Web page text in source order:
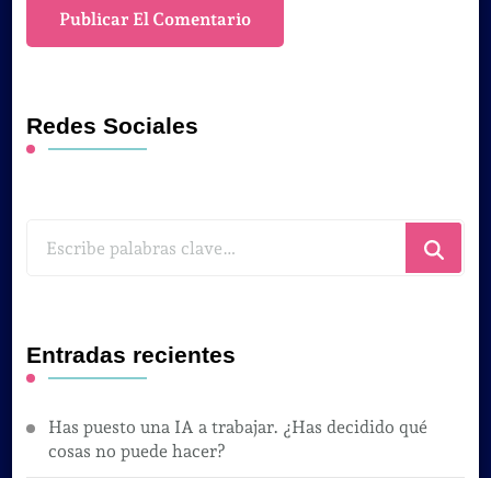
Redes Sociales
Entradas recientes
Has puesto una IA a trabajar. ¿Has decidido qué
cosas no puede hacer?